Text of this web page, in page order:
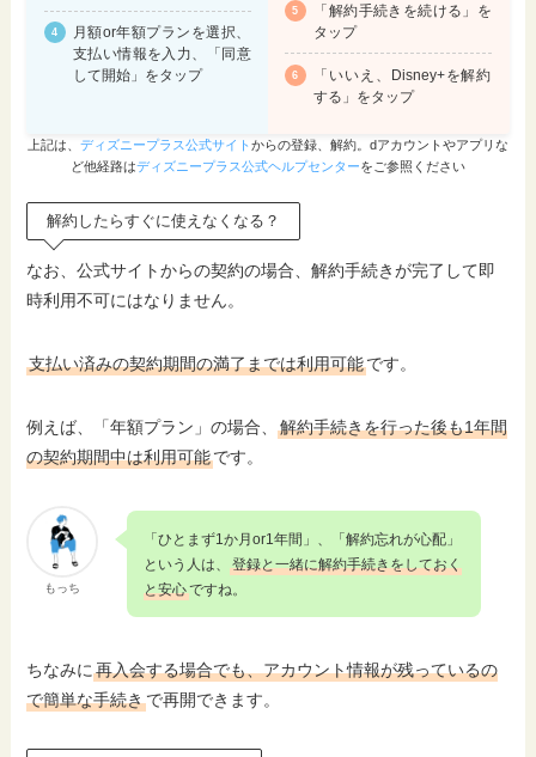
月額or年額プランを選択、
支払い情報を入力、「同意
して開始」をタップ
「解約手続きを続ける」を
タップ
「いいえ、Disney+を解約
する」をタップ
上記は、 ディズニープラス公式サイトからの登録、解約。dアカウントやアプリな
ど他経路はディズニープラス公式ヘルプセンターをご参照ください
解約したらすぐに使えなくなる？
なお、公式サイトからの契約の場合、解約手続きが完了して即
時利用不可にはなりません。
支払い済みの契約期間の満了までは利用可能です。
例えば、「年額プラン」の場合、解約手続きを行った後も1年間
の契約期間中は利用可能です。
もっち
「ひとまず1か月or1年間」、「解約忘れが心配」
という人は、
登録と一緒に解約手続きをしておく
と安心ですね。
ちなみに再入会する場合でも、アカウント情報が残っているの
で簡単な手続きで再開できます。